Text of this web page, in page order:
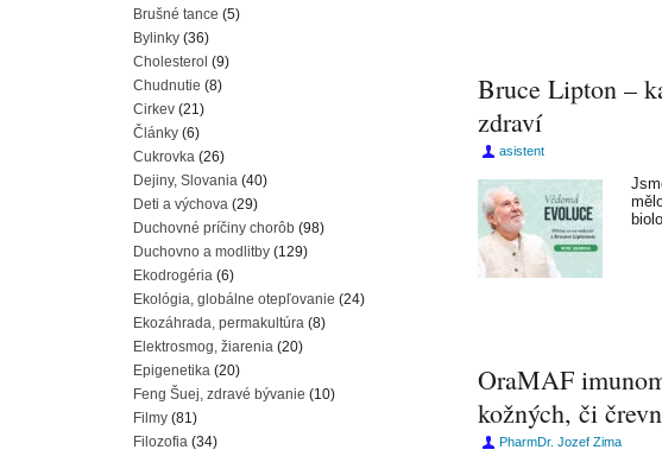
Bruce Lipton –
zdraví
asistent
OraMAF
kožných, či
PharmDr. Jozef Zima
Brušné tance (5)
Bylinky (36)
Cholesterol (9)
Chudnutie (8)
Cirkev (21)
Články (6)
Cukrovka (26)
Dejiny, Slovania (40)
Deti a výchova (29)
Duchovné príčiny chorôb (98)
Duchovno a modlitby (129)
Ekodrogéria (6)
Ekológia, globálne otepľovanie (24)
Ekozáhrada, permakultúra (8)
Elektrosmog, žiarenia (20)
Epigenetika (20)
Feng Šuej, zdravé bývanie (10)
Filmy (81)
Filozofia (34)